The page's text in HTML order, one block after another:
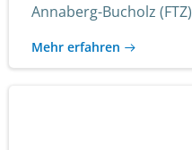
Annaberg-Bucholz (FTZ)
Mehr erfahren